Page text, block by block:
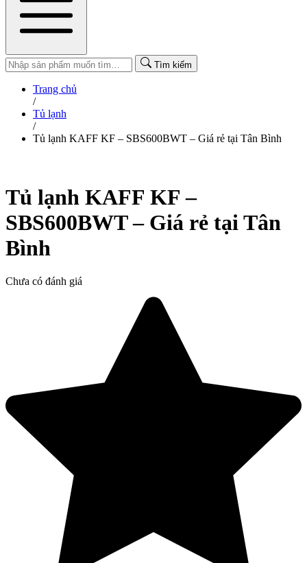
Tìm kiếm
Trang chủ
/
Tủ lạnh
/
Tủ lạnh KAFF KF – SBS600BWT – Giá rẻ tại Tân Bình
Tủ lạnh KAFF KF –
SBS600BWT – Giá rẻ tại Tân
Bình
Chưa có đánh giá